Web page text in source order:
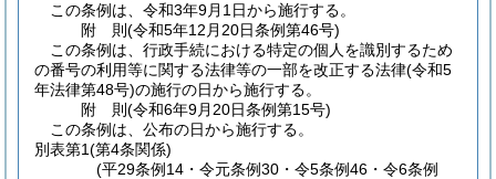
この条例は、令和3年9月1日から施行する。
附 則(令和5年12月20日条例第46号)
この条例は、行政手続における特定の個人を識別するため
の番号の利用等に関する法律等の一部を改正する法律(令和5
年法律第48号)の施行の日から施行する。
附 則(令和6年9月20日条例第15号)
この条例は、公布の日から施行する。
別表第1(第4条関係)
(平29条例14・令元条例30・令5条例46・令6条例